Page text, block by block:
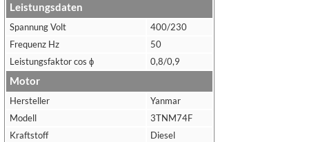
Leistungsdaten
Spannung Volt
400/230
Frequenz Hz
50
Leistungsfaktor cos ϕ
0,8/0,9
Motor
Hersteller
Yanmar
Modell
3TNM74F
Kraftstoff
Diesel